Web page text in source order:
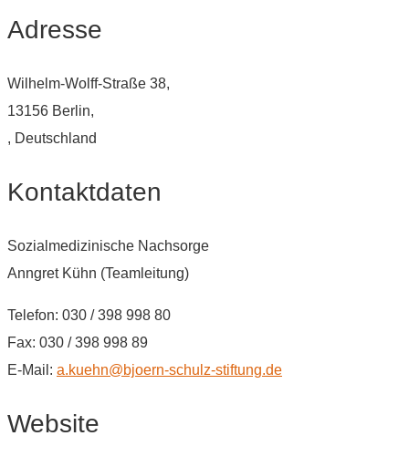
Adresse
Wilhelm-Wolff-Straße 38,
13156 Berlin,
, Deutschland
Kontaktdaten
Sozialmedizinische Nachsorge
Anngret Kühn (Teamleitung)
Telefon: 030 / 398 998 80
Fax: 030 / 398 998 89
E-Mail: a.kuehn@bjoern-schulz-stiftung.de
Website